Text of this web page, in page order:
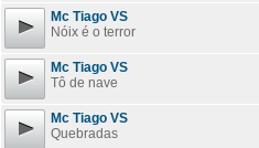
Mc Tiago VS
Nóix é o terror
Mc Tiago VS
Tô de nave
Mc Tiago VS
Quebradas